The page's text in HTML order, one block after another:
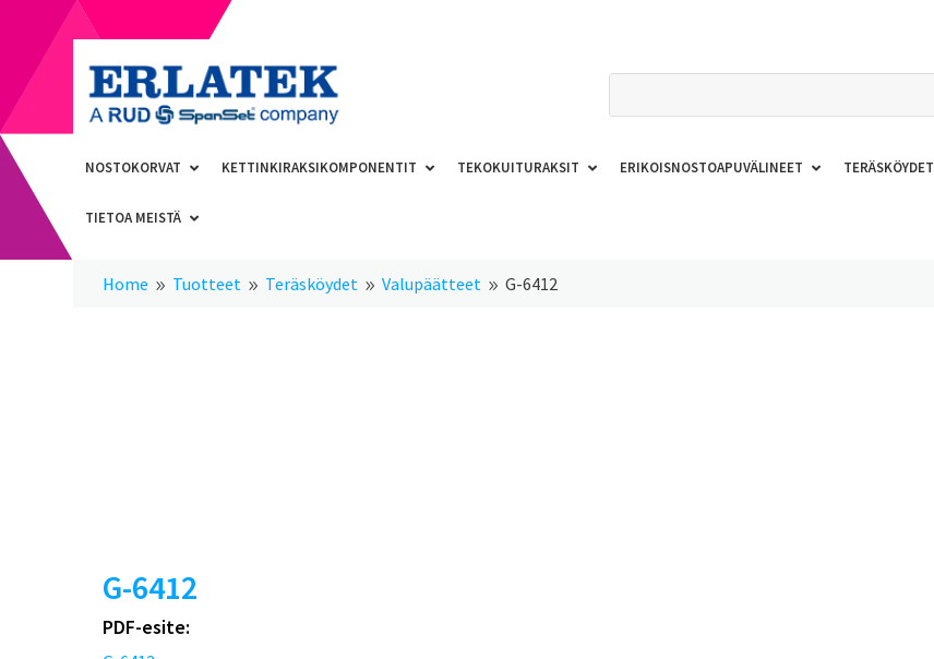
NOSTOKORVAT KETTINKIRAKSIKOMPONENTIT TEKOKUITURAKSIT ERIKOISNOSTOAPUVÄLINEET TERÄSKÖYDET
TIETOA MEISTÄ
Home 9 Tuotteet 9 Teräsköydet 9 Valupäätteet 9 G-6412
G-6412
PDF-esite: